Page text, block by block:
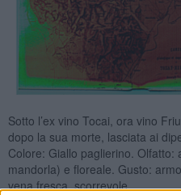
Sotto l’ex vino Tocai, ora vino
dopo la sua morte, lasciata ai
Colore: Giallo paglierino. Olfatto:
mandorla) e floreale. Gusto:
vena fresca, scorrevole.